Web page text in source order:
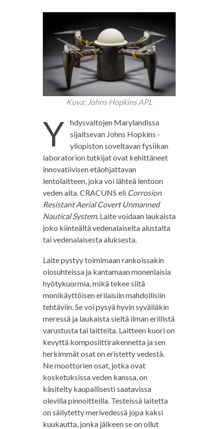
Kuva: Johns Hopkins APL
Y
hdysvaltojen Marylandissa
sijaitsevan Johns Hopkins -
yliopiston soveltavan fysiikan
laboratorion tutkijat ovat kehittäneet
innovatiivisen etäohjattavan
lentolaitteen, joka voi lähteä lentoon
veden alta. CRACUNS eli Corrosion
Resistant Aerial Covert Unmanned
Nautical System. Laite voidaan laukaista
joko kiinteältä vedenalaiselta alustalta
tai vedenalaisesta aluksesta.
Laite pystyy toimimaan rankoissakin
olosuhteissa ja kantamaan monenlaisia
hyötykuormia, mikä tekee siitä
monikäyttöisen erilaisiin mahdollisiin
tehtäviin. Se voi pysyä hyvin syvälläkin
meressä ja laukaista sieltä ilman erillistä
varustusta tai laitteita. Laitteen kuori on
kevyttä komposiittirakennetta ja sen
herkimmät osat on eristetty vedestä.
Ne moottorien osat, jotka ovat
kosketuksissa veden kanssa, on
käsitelty kaupallisesti saatavissa
olevilla pinnoitteilla. Testeissä laitetta
on säilytetty merivedessä jopa kaksi
kuukautta, jonka jälkeen se on ollut